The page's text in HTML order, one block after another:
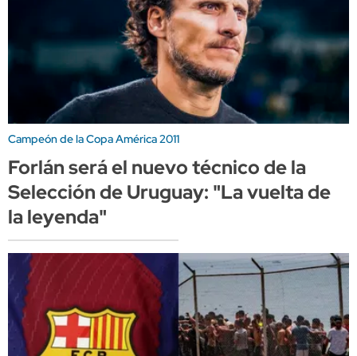
Campeón de la Copa América 2011
Forlán será el nuevo técnico de la
Selección de Uruguay: "La vuelta de
la leyenda"